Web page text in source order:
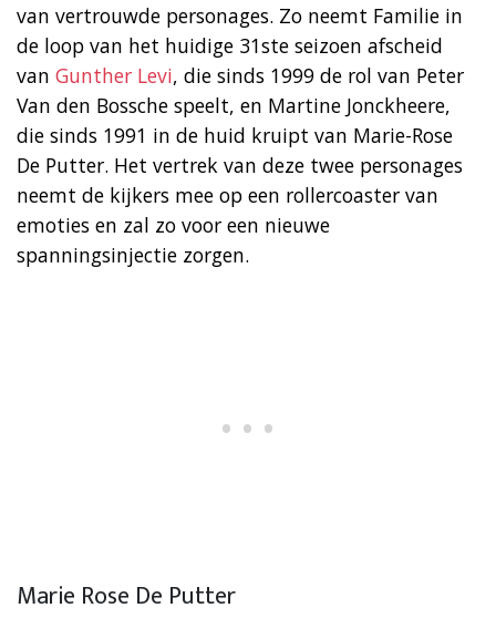
van vertrouwde personages. Zo neemt Familie in
de loop van het huidige 31ste seizoen afscheid
van Gunther Levi, die sinds 1999 de rol van Peter
Van den Bossche speelt, en Martine Jonckheere,
die sinds 1991 in de huid kruipt van Marie-Rose
De Putter. Het vertrek van deze twee personages
neemt de kijkers mee op een rollercoaster van
emoties en zal zo voor een nieuwe
spanningsinjectie zorgen.
Marie Rose De Putter